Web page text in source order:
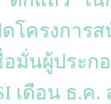
ดโครงการส
อมั่นผู้ประก
เดือน ธ.ค.